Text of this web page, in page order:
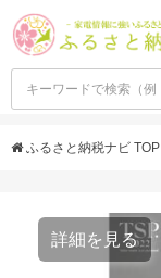
ふるさと納税ナビ TOP
詳細を見る